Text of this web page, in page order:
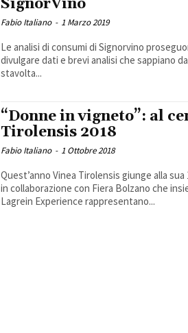
SignorVino
Fabio Italiano - 1 Marzo 2019
Le analisi di consumi di Signorvino
divulgare dati e brevi analisi che sappiano
stavolta...
“Donne in vigneto”: al
Tirolensis 2018
Fabio Italiano - 1 Ottobre 2018
Quest’anno Vinea Tirolensis giunge alla
in collaborazione con Fiera Bolzano che
Lagrein Experience rappresentano...